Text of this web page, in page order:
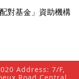
對基金」資助機構
Address: 7/F,